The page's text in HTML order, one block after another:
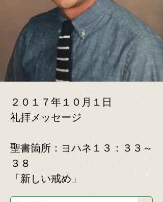
２０１７年１０月１日
​礼拝メッセージ
​聖書箇所：ヨハネ１３：３３～
３８
「新しい戒め 」